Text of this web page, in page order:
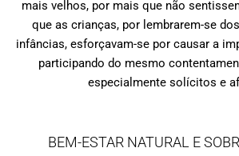
mais velhos, por mais que não
que as crianças, por lembrarem-se
infâncias, esforçavam-se por causar a
participando do mesmo
especialmente solícitos e
BEM-ESTAR NATURAL E